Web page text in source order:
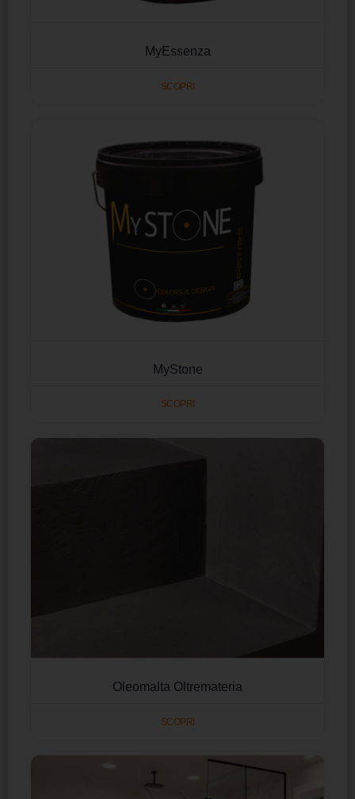
MyEssenza
SCOPRI
MyStone
SCOPRI
Oleomalta Oltremateria
SCOPRI